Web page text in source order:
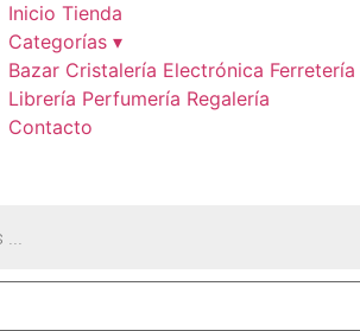
Inicio Tienda
Categorías ▾
Bazar Cristalería Electrónica Ferretería
Librería Perfumería Regalería
Contacto